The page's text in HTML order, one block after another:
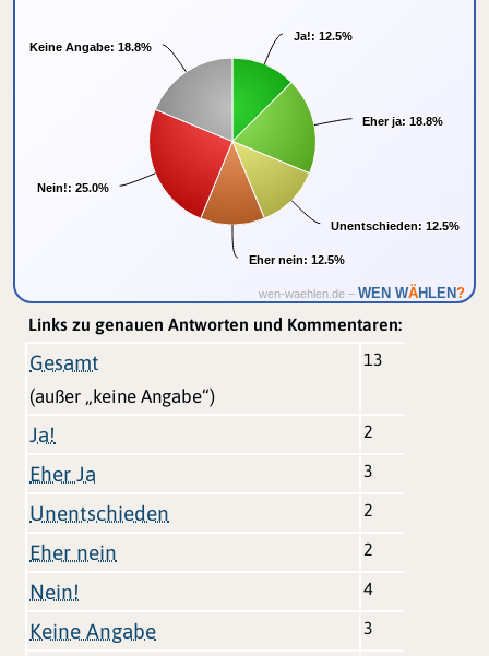
Ja!: 12.5%
Ja!: 12.5%
Eher ja: 18.8%
Eher ja: 18.8%
Unentschieden: 12.5%
Unentschieden: 12.5%
Eher nein: 12.5%
Eher nein: 12.5%
Nein!: 25.0%
Nein!: 25.0%
Keine Angabe: 18.8%
Keine Angabe: 18.8%
wen-waehlen.de – WEN WÄHLEN?
Links zu genauen Antworten und Kommentaren:
Gesamt
(außer „keine Angabe“)
13
Ja! 2
Eher Ja 3
Unentschieden 2
Eher nein 2
Nein! 4
Keine Angabe 3